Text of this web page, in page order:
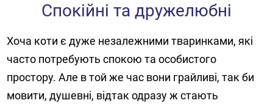
Спокійні та дружелюбні
Хоча коти є дуже незалежними тваринками, які
часто потребують спокою та особистого
простору. Але в той же час вони грайливі, так би
мовити, душевні, відтак одразу ж стають